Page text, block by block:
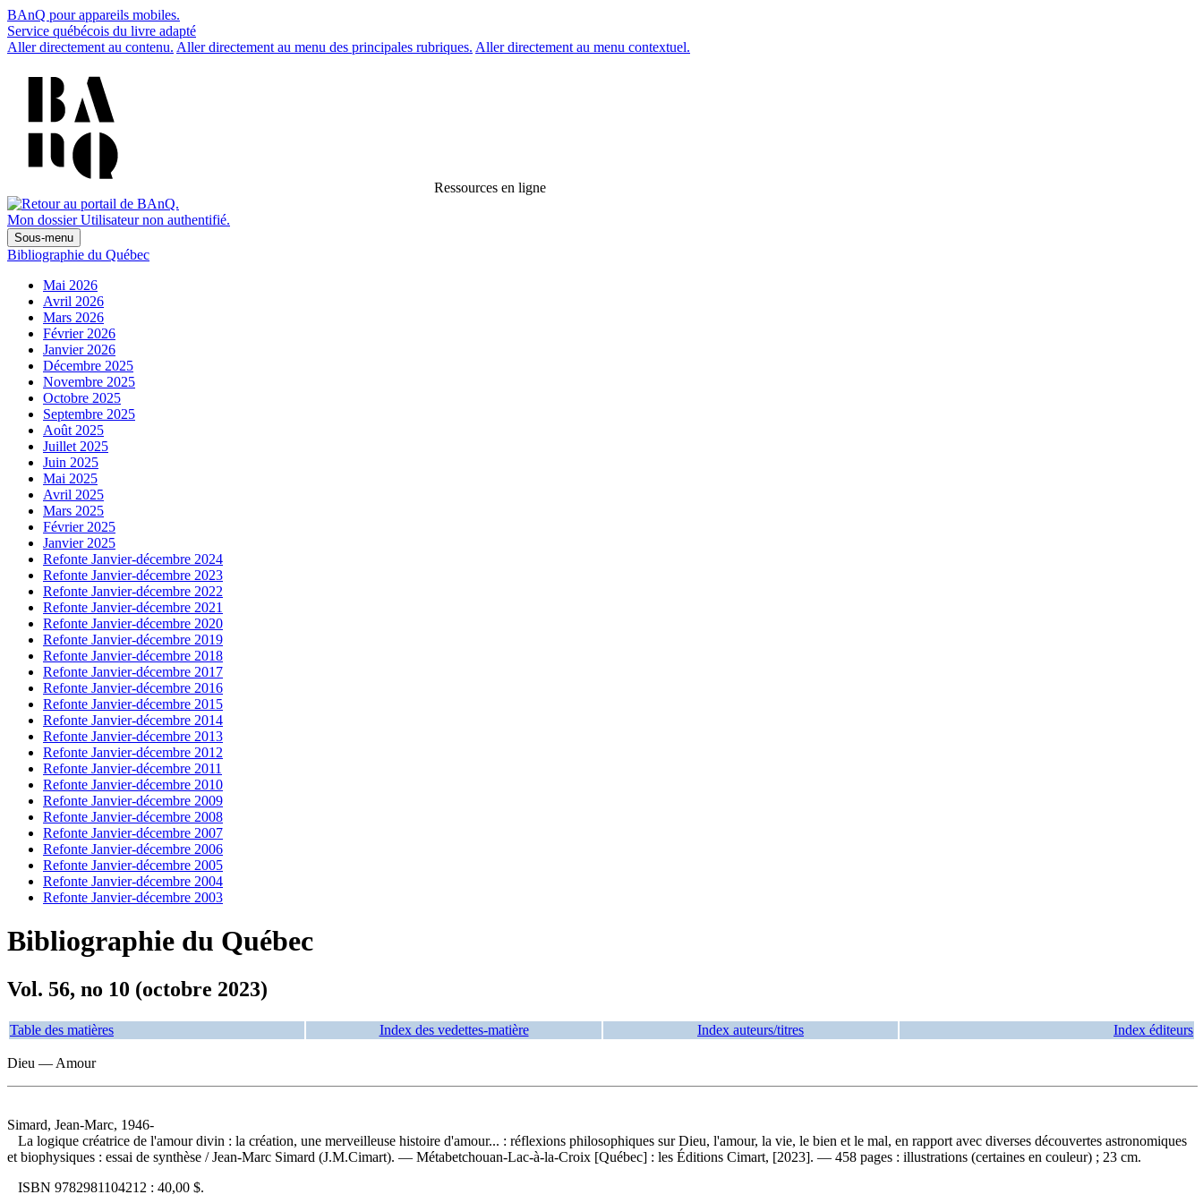
BAnQ pour appareils mobiles.
Service québécois du livre adapté
Aller directement au contenu. Aller directement au menu des principales rubriques. Aller directement au menu contextuel.
Ressources en ligne
Mon dossier Utilisateur non authentifié.
Sous-menu
Bibliographie du Québec
Mai 2026
Avril 2026
Mars 2026
Février 2026
Janvier 2026
Décembre 2025
Novembre 2025
Octobre 2025
Septembre 2025
Août 2025
Juillet 2025
Juin 2025
Mai 2025
Avril 2025
Mars 2025
Février 2025
Janvier 2025
Refonte Janvier-décembre 2024
Refonte Janvier-décembre 2023
Refonte Janvier-décembre 2022
Refonte Janvier-décembre 2021
Refonte Janvier-décembre 2020
Refonte Janvier-décembre 2019
Refonte Janvier-décembre 2018
Refonte Janvier-décembre 2017
Refonte Janvier-décembre 2016
Refonte Janvier-décembre 2015
Refonte Janvier-décembre 2014
Refonte Janvier-décembre 2013
Refonte Janvier-décembre 2012
Refonte Janvier-décembre 2011
Refonte Janvier-décembre 2010
Refonte Janvier-décembre 2009
Refonte Janvier-décembre 2008
Refonte Janvier-décembre 2007
Refonte Janvier-décembre 2006
Refonte Janvier-décembre 2005
Refonte Janvier-décembre 2004
Refonte Janvier-décembre 2003
Bibliographie du Québec
Vol. 56, no 10 (octobre 2023)
Table des matières Index des vedettes-matière Index auteurs/titres Index éditeurs
Dieu — Amour
Simard, Jean-Marc, 1946-
La logique créatrice de l'amour divin : la création, une merveilleuse histoire d'amour... : réflexions philosophiques sur Dieu, l'amour, la vie, le bien et le mal, en rapport avec diverses découvertes astronomiques
et biophysiques : essai de synthèse / Jean-Marc Simard (J.M.Cimart). — Métabetchouan-Lac-à-la-Croix [Québec] : les Éditions Cimart, [2023]. — 458 pages : illustrations (certaines en couleur) ; 23 cm.
ISBN 9782981104212 : 40,00 $.